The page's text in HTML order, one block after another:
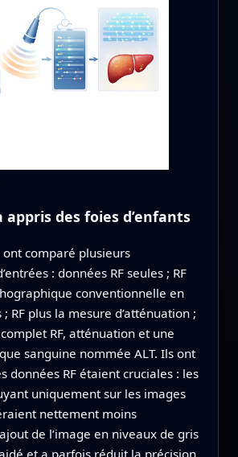
appris des foies d’enfants
ont comparé plusieurs
: données RF seules ; RF
conventionnelle en
RF plus la mesure d’atténuation ;
RF, atténuation et une
sanguine nommée ALT. Ils ont
données RF étaient cruciales : les
uniquement sur les images
nettement moins
de l’image en niveaux de gris